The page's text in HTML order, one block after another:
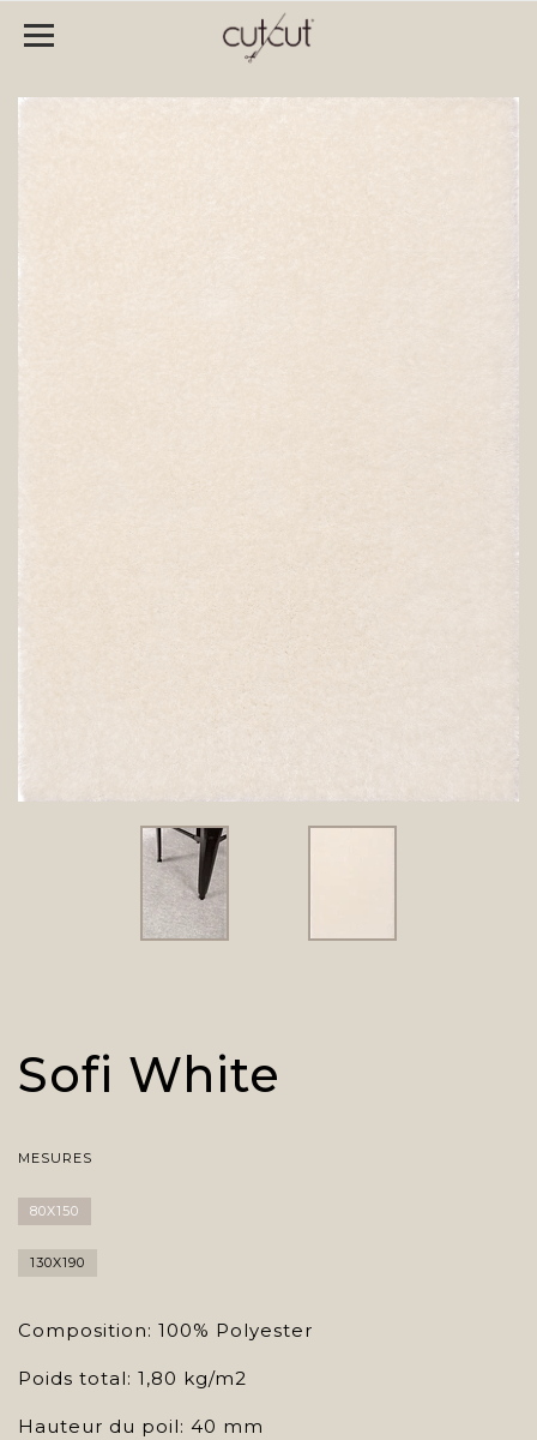
Sofi White
MESURES
80X150
130X190
Composition: 100% Polyester
Poids total: 1,80 kg/m2
Hauteur du poil: 40 mm